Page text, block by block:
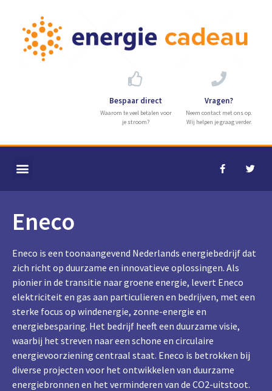
Bespaar direct
Waarom te veel betalen voor
je stroom?
Vragen?
Neem contact met ons op.
Wij helpen je graag verder.
Eneco
Eneco is een toonaangevend Nederlands energiebedrijf dat
zich richt op duurzame en innovatieve oplossingen. Als
pionier in de transitie naar groene energie, levert Eneco
elektriciteit en gas aan particulieren en bedrijven, met een
sterke focus op windenergie, zonne-energie en
energiebesparing. Het bedrijf heeft een duurzame visie,
waarbij het streven naar een schone en circulaire
energievoorziening centraal staat. Eneco is betrokken bij
diverse projecten voor het ontwikkelen van duurzame
energiebronnen en het verminderen van de CO2-uitstoot.